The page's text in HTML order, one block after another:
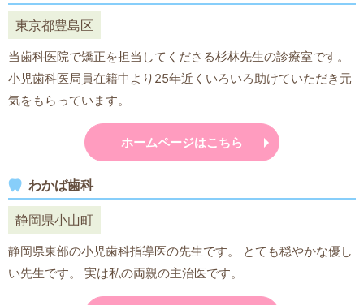
東京都豊島区
当歯科医院で矯正を担当してくださる杉林先生の診療室です。
小児歯科医局員在籍中より25年近くいろいろ助けていただき元
気をもらっています。
ホームページはこちら
わかば歯科
静岡県小山町
静岡県東部の小児歯科指導医の先生です。 とても穏やかな優し
い先生です。 実は私の両親の主治医です。